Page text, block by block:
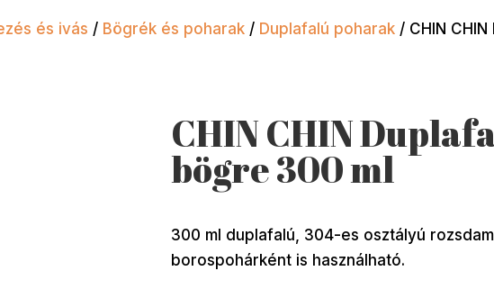
és ivás / Bögrék és poharak / Duplafalú poharak / CHIN
CHIN CHIN
bögre 300 ml
300 ml duplafalú, 304-es osztályú
borospohárként is használható.